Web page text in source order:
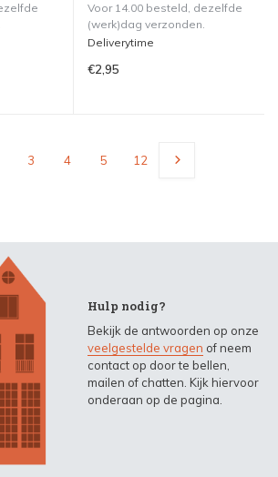
Voor 14.00 besteld, dezelfde
(werk)dag verzonden.
Deliverytime
€2,95
3 4 5 12
Hulp nodig?
Bekijk de antwoorden op onze
veelgestelde vragen of neem
contact op door te bellen,
mailen of chatten. Kijk hiervoor
onderaan op de pagina.